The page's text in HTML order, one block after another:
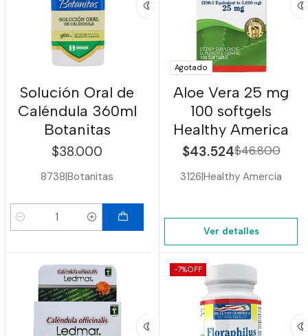
Solución Oral de
Caléndula 360ml
Botanitas
$38.000
8738|Botanitas
Cantidad
Agotado
Aloe Vera 25 mg
100 softgels
Healthy America
$43.524$46.800
3126|Healthy Amercia
Ver detalles
-7%OFF